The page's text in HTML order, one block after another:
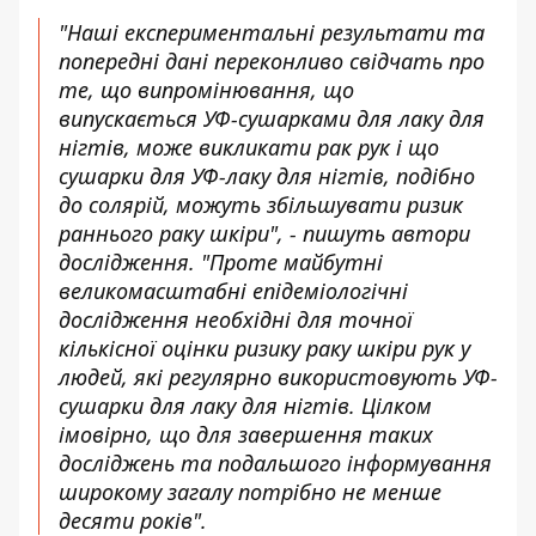
"Наші експериментальні результати та
попередні дані переконливо свідчать про
те, що випромінювання, що
випускається УФ-сушарками для лаку для
нігтів, може викликати рак рук і що
сушарки для УФ-лаку для нігтів, подібно
до солярій, можуть збільшувати ризик
раннього раку шкіри", - пишуть автори
дослідження. "Проте майбутні
великомасштабні епідеміологічні
дослідження необхідні для точної
кількісної оцінки ризику раку шкіри рук у
людей, які регулярно використовують УФ-
сушарки для лаку для нігтів. Цілком
імовірно, що для завершення таких
досліджень та подальшого інформування
широкому загалу потрібно не менше
десяти років".